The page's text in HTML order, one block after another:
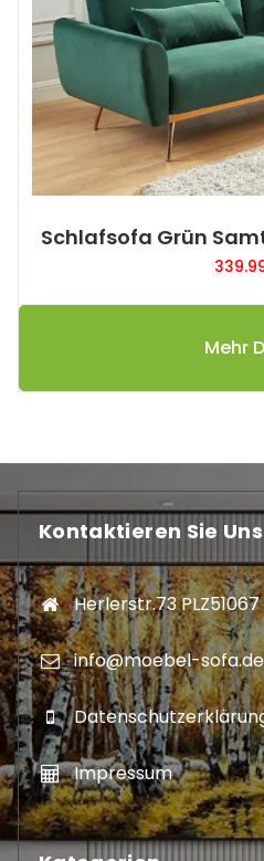
Schlafsofa Grün
Mehr
Kontaktieren Sie Uns
Herlerstr.73
info@moebel-sofa.de
Impressum